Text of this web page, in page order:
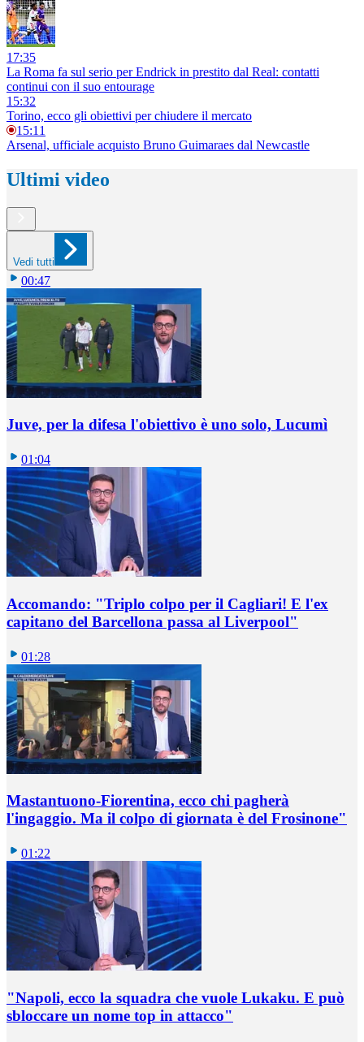
17:35
La Roma fa sul serio per Endrick in prestito dal Real: contatti
continui con il suo entourage
15:32
Torino, ecco gli obiettivi per chiudere il mercato
15:11
Arsenal, ufficiale acquisto Bruno Guimaraes dal Newcastle
Ultimi video
Vedi tutti
00:47
Juve, per la difesa l'obiettivo è uno solo, Lucumì
01:04
Accomando: "Triplo colpo per il Cagliari! E l'ex
capitano del Barcellona passa al Liverpool"
01:28
Mastantuono-Fiorentina, ecco chi pagherà
l'ingaggio. Ma il colpo di giornata è del Frosinone"
01:22
"Napoli, ecco la squadra che vuole Lukaku. E può
sbloccare un nome top in attacco"